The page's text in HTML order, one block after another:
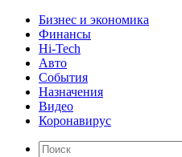
Бизнес и экономика
Финансы
Hi-Tech
Авто
События
Назначения
Видео
Коронавирус